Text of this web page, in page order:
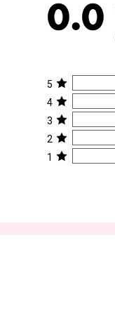
0.0
5
4
3
2
1